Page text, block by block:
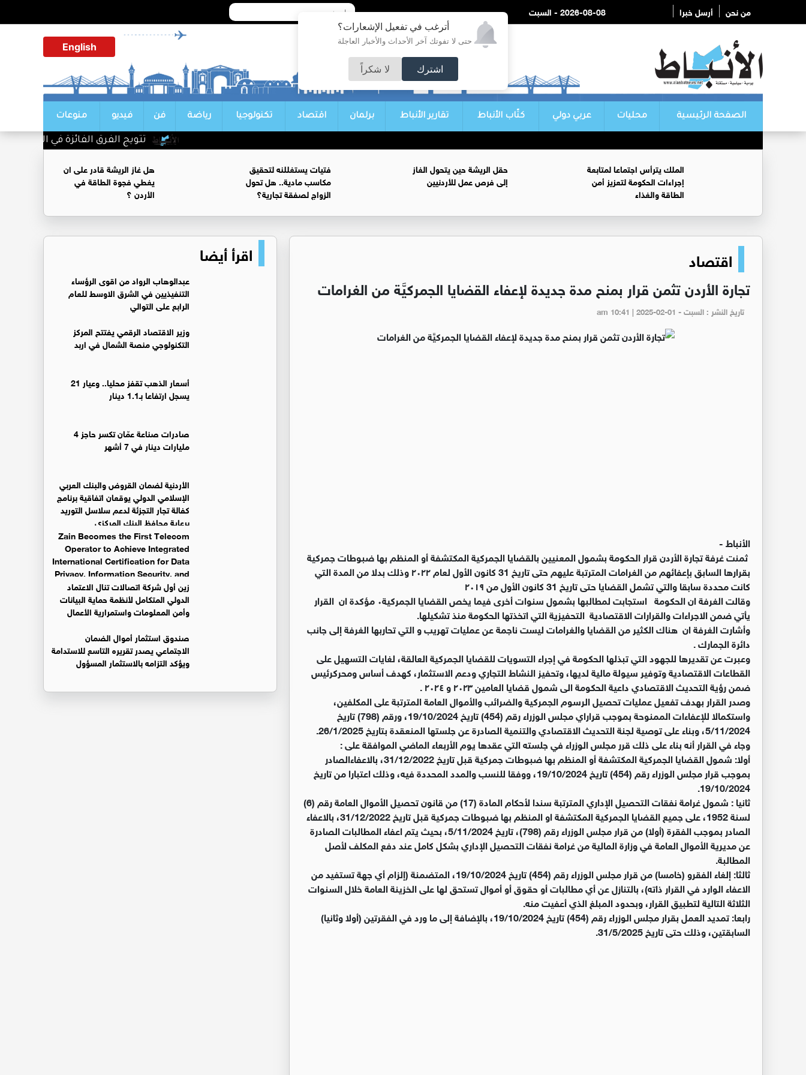
أترغب في تفعيل الإشعارات؟
حتى لا تفوتك آخر الأحداث والأخبار العاجلة
اشترك لا شكراً
من نحن أرسل خبرا 2026-08-08 - السبت
English
الصفحة الرئيسية محليات عربي دولي كتّاب الأنباط تقارير الأنباط برلمان اقتصاد تكنولوجيا رياضة فن فيديو منوعات
تتويج الفرق الفائزة في اليوم الأول
الملك يترأس اجتماعا لمتابعة
إجراءات الحكومة لتعزيز أمن
الطاقة والغذاء
حقل الريشة حين يتحول الغاز
إلى فرص عمل للأردنيين
فتيات يستغللنه لتحقيق
مكاسب مادية.. هل تحول
الزواج لصفقة تجارية؟
هل غاز الريشة قادر على ان
يغطي فجوة الطاقة في
الأردن ؟
اقتصاد
تجارة الأردن تثمن قرار بمنح مدة جديدة لإعفاء القضايا الجمركيَّة من الغرامات
تاريخ النشر : السبت - am 10:41 | 2025-02-01
الأنباط -
ثمنت غرفة تجارة الأردن قرار الحكومة بشمول المعنيين بالقضايا الجمركية المكتشفة أو المنظم بها ضبوطات جمركية
بقرارها السابق بإعفائهم من الغرامات المترتبة عليهم حتى تاريخ 31 كانون الأول لعام ٢٠٢٢ وذلك بدلا من المدة التي
كانت محددة سابقا والتي تشمل القضايا حتى تاريخ 31 كانون الأول من ٢٠١٩
وقالت الغرفة ان الحكومة استجابت لمطالبها بشمول سنوات أخرى فيما يخص القضايا الجمركية٠ مؤكدة ان القرار
يأتي ضمن الاجراءات والقرارات الاقتصادية التحفيزية التي اتخذتها الحكومة منذ تشكيلها.
وأشارت الغرفة ان هناك الكثير من القضايا والغرامات ليست ناجمة عن عمليات تهريب و التي تحاربها الغرفة إلى جانب
دائرة الجمارك .
وعبرت عن تقديرها للجهود التي تبذلها الحكومة في إجراء التسويات للقضايا الجمركية العالقة، لغايات التسهيل على
القطاعات الاقتصادية وتوفير سيولة مالية لديها، وتحفيز النشاط التجاري ودعم الاستثمار، كهدف أساس ومحركرئيس
ضمن رؤية التحديث الاقتصادي داعية الحكومة الى شمول قضايا العامين ٢٠٢٣ و ٢٠٢٤ .
وصدر القرار بهدف تفعيل عمليات تحصيل الرسوم الجمركية والضرائب والأموال العامة المترتبة على المكلفين،
واستكمالا للإعفاءات الممنوحة بموجب قراراي مجلس الوزراء رقم (454) تاريخ 19/10/2024، ورقم (798) تاريخ
5/11/2024، وبناء على توصية لجنة التحديث الاقتصادي والتنمية الصادرة عن جلستها المنعقدة بتاريخ 26/1/2025.
وجاء في القرار أنه بناء على ذلك قرر مجلس الوزراء في جلسته التي عقدها يوم الأربعاء الماضي الموافقة على :
أولا: شمول القضايا الجمركية المكتشفة أو المنظم بها ضبوطات جمركية قبل تاريخ 31/12/2022، بالاعفاءالصادر
بموجب قرار مجلس الوزراء رقم (454) تاريخ 19/10/2024، ووفقا للنسب والمدد المحددة فيه، وذلك اعتبارا من تاريخ
19/10/2024.
ثانيا : شمول غرامة نفقات التحصيل الإداري المترتبة سندا لأحكام المادة (17) من قانون تحصيل الأموال العامة رقم (6)
لسنة 1952، على جميع القضايا الجمركية المكتشفة او المنظم بها ضبوطات جمركية قبل تاريخ 31/12/2022، بالاعفاء
الصادر بموجب الفقرة (أولا) من قرار مجلس الوزراء رقم (798)، تاريخ 5/11/2024، بحيث يتم اعفاء المطالبات الصادرة
عن مديرية الأموال العامة في وزارة المالية من غرامة نفقات التحصيل الإداري بشكل كامل عند دفع المكلف لأصل
المطالبة.
ثالثا: إلغاء الفقرو (خامسا) من قرار مجلس الوزراء رقم (454) تاريخ 19/10/2024، المتضمنة (إلزام أي جهة تستفيد من
الاعفاء الوارد في القرار ذاته)، بالتنازل عن أي مطالبات أو حقوق أو أموال تستحق لها على الخزينة العامة خلال السنوات
الثلاثة التالية لتطبيق القرار، وبحدود المبلغ الذي أعفيت منه.
رابعا: تمديد العمل بقرار مجلس الوزراء رقم (454) تاريخ 19/10/2024، بالإضافة إلى ما ورد في الفقرتين (أولا وثانيا)
السابقتين، وذلك حتى تاريخ 31/5/2025.
اقرأ أيضا
عبدالوهاب الرواد من اقوى الرؤساء
التنفيذيين في الشرق الاوسط للعام
الرابع على التوالي
وزير الاقتصاد الرقمي يفتتح المركز
التكنولوجي منصة الشمال في اربد
أسعار الذهب تقفز محليا.. وعيار 21
يسجل ارتفاعا بـ1.1 دينار
صادرات صناعة عمّان تكسر حاجز 4
مليارات دينار في 7 أشهر
الأردنية لضمان القروض والبنك العربي
الإسلامي الدولي يوقعان اتفاقية برنامج
كفالة تجار التجزئة لدعم سلاسل التوريد
برعاية محافظ البنك المركزي
Zain Becomes the First Telecom
Operator to Achieve Integrated
International Certification for Data
Privacy, Information Security, and
Business Continuity Management Systems
زين أول شركة اتصالات تنال الاعتماد
الدولي المتكامل لأنظمة حماية البيانات
وأمن المعلومات واستمرارية الأعمال
صندوق استثمار أموال الضمان
الاجتماعي يصدر تقريره التاسع للاستدامة
ويؤكد التزامه بالاستثمار المسؤول